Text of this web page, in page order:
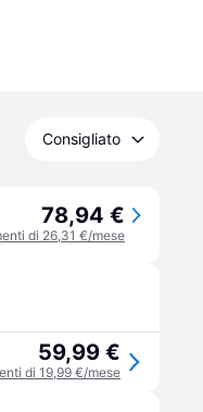
Consigliato
78,94 €
di 26,31 €/mese
59,99 €
di 19,99 €/mese